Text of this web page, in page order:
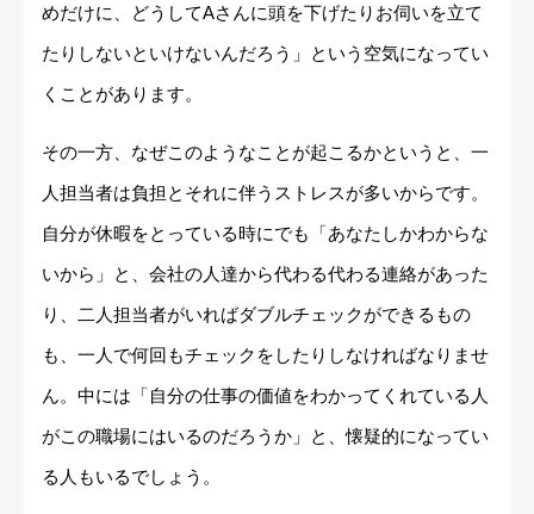
めだけに、どうしてAさんに頭を下げたりお伺いを立て
たりしないといけないんだろう」という空気になってい
くことがあります。
その一方、なぜこのようなことが起こるかというと、一
人担当者は負担とそれに伴うストレスが多いからです。
自分が休暇をとっている時にでも「あなたしかわからな
いから」と、会社の人達から代わる代わる連絡があった
り、二人担当者がいればダブルチェックができるもの
も、一人で何回もチェックをしたりしなければなりませ
ん。中には「自分の仕事の価値をわかってくれている人
がこの職場にはいるのだろうか」と、懐疑的になってい
る人もいるでしょう。